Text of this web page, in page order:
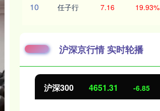
10 任子行 7.16 19.93%
沪深京行情 实时轮播
北证50 1122.88 3.42